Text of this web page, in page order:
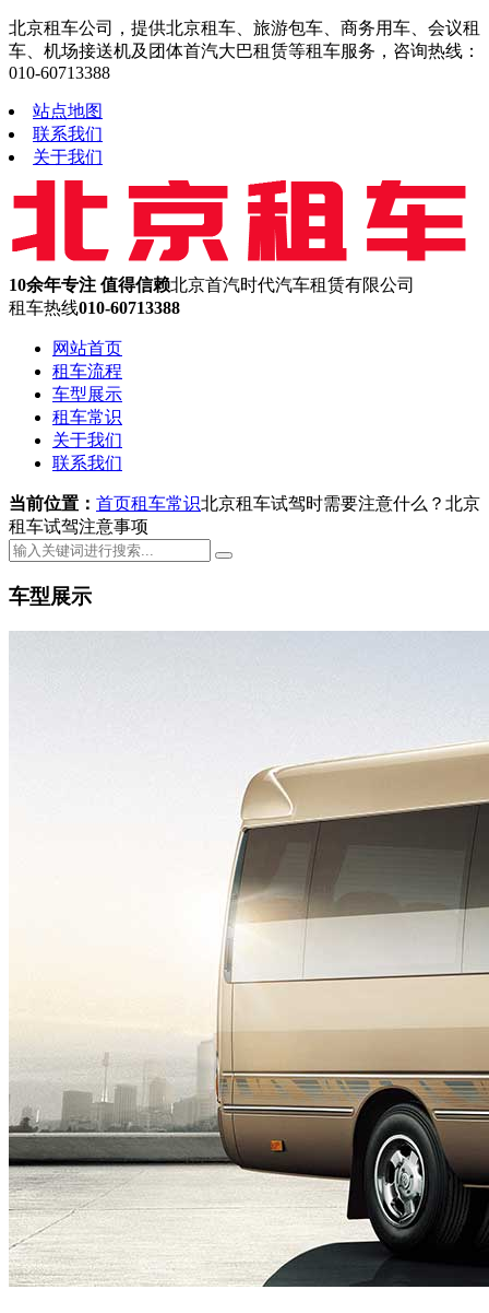
北京租车公司，提供北京租车、旅游包车、商务用车、会议租
车、机场接送机及团体首汽大巴租赁等租车服务，咨询热线：
010-60713388
站点地图
联系我们
关于我们
10余年专注 值得信赖北京首汽时代汽车租赁有限公司
租车热线010-60713388
网站首页
租车流程
车型展示
租车常识
关于我们
联系我们
当前位置： 首页租车常识北京租车试驾时需要注意什么？北京
租车试驾注意事项
车型展示